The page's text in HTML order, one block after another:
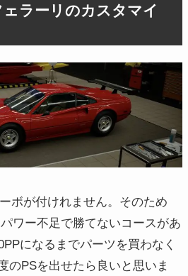
ラーリのカスタマイ
ボが付けれません。そのため
ワー不足で勝てないコースがあ
になるまでパーツを買わなく
のPSを出せたら良いと思いま